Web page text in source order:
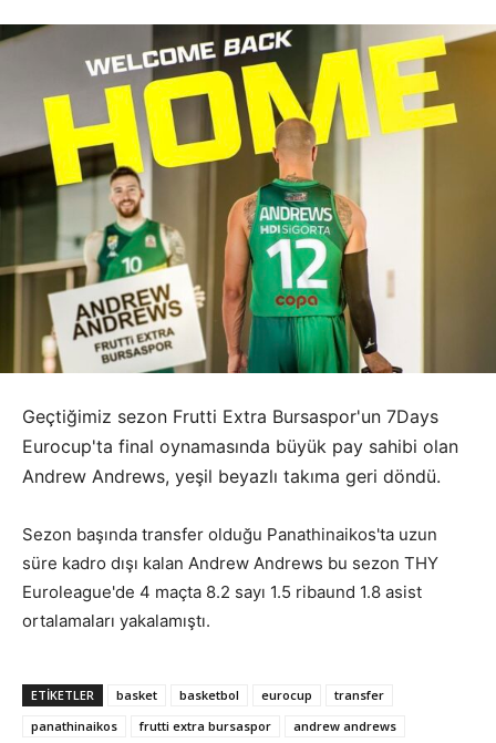
Geçtiğimiz sezon Frutti Extra Bursaspor'un 7Days
Eurocup'ta final oynamasında büyük pay sahibi olan
Andrew Andrews, yeşil beyazlı takıma geri döndü.
Sezon başında transfer olduğu Panathinaikos'ta uzun
süre kadro dışı kalan Andrew Andrews bu sezon THY
Euroleague'de 4 maçta 8.2 sayı 1.5 ribaund 1.8 asist
ortalamaları yakalamıştı.
ETIKETLER basket basketbol eurocup
transfer
panathinaikos
frutti extra bursaspor andrew andrews